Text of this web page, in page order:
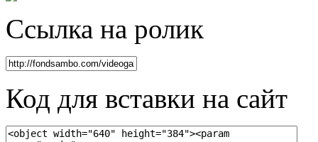
Ссылка на ролик
Код для вставки на сайт